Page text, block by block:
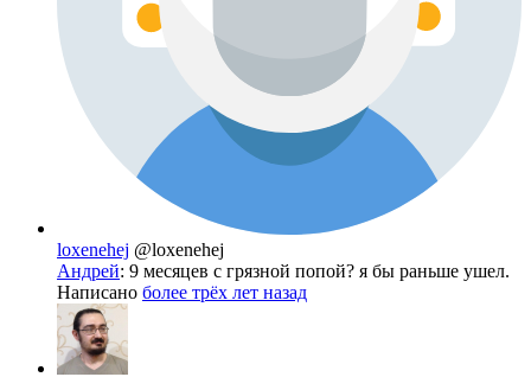
loxenehej @loxenehej
Андрей: 9 месяцев с грязной попой? я бы раньше ушел.
Написано более трёх лет назад